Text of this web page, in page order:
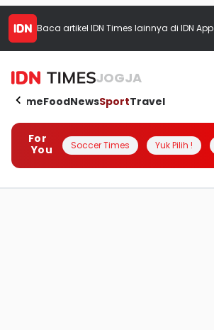
Baca artikel IDN Times lainnya di IDN App
JOGJA
HomeFoodNewsSportTravel
For
You
Soccer Times Yuk Pilih !